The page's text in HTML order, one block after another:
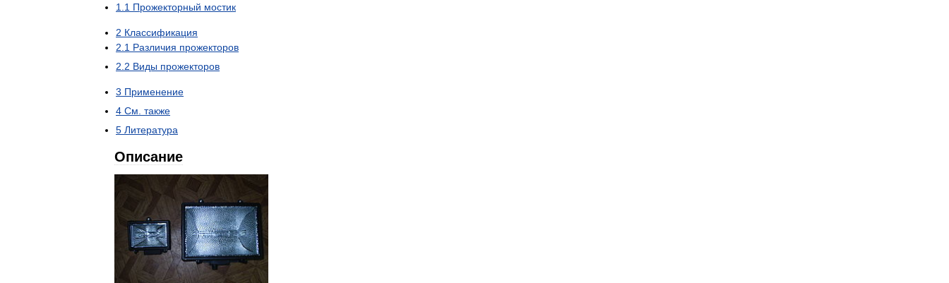
1 1 Прожекторный мостик
2 Классификация
2 1 Различия прожекторов
2 2 Виды прожекторов
3 Применение
4 См также
5 Литература
Описание